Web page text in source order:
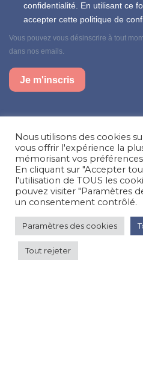
confidentialité. En utilisant ce
accepter cette politique de
Vous pouvez vous désinscrire à tout
dans nos emails.
Je m'inscris
Facebook
Instagram
LinkedIn
Besoin d’aide, une
Nous contacter
© Happy'MR - Tous droits
Nous utilisons des cookies
vous offrir l'expérience la
mémorisant vos
En cliquant sur "Accepter
l'utilisation de TOUS les
pouvez visiter "Paramètres
un consentement contrôlé.
Paramètres des cookies
Tout rejeter
basse saison 46 €
nuit